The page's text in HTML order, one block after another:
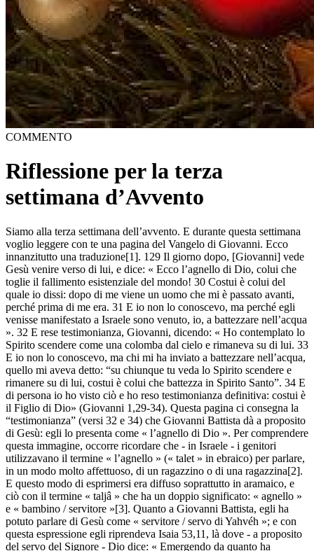
COMMENTO
Riflessione per la terza
settimana d’Avvento
Siamo alla terza settimana dell’avvento. E durante questa settimana
voglio leggere con te una pagina del Vangelo di Giovanni. Ecco
innanzitutto una traduzione[1]. 129 Il giorno dopo, [Giovanni] vede
Gesù venire verso di lui, e dice: « Ecco l’agnello di Dio, colui che
toglie il fallimento esistenziale del mondo! 30 Costui è colui del
quale io dissi: dopo di me viene un uomo che mi è passato avanti,
perché prima di me era. 31 E io non lo conoscevo, ma perché egli
venisse manifestato a Israele sono venuto, io, a battezzare nell’acqua
». 32 E rese testimonianza, Giovanni, dicendo: « Ho contemplato lo
Spirito scendere come una colomba dal cielo e rimaneva su di lui. 33
E io non lo conoscevo, ma chi mi ha inviato a battezzare nell’acqua,
quello mi aveva detto: “su chiunque tu veda lo Spirito scendere e
rimanere su di lui, costui è colui che battezza in Spirito Santo”. 34 E
di persona io ho visto ciò e ho reso testimonianza definitiva: costui è
il Figlio di Dio» (Giovanni 1,29-34). Questa pagina ci consegna la
“testimonianza” (versi 32 e 34) che Giovanni Battista dà a proposito
di Gesù: egli lo presenta come « l’agnello di Dio ». Per comprendere
questa immagine, occorre ricordare che - in Israele - i genitori
utilizzavano il termine « l’agnello » (« talet » in ebraico) per parlare,
in un modo molto affettuoso, di un ragazzino o di una ragazzina[2].
E questo modo di esprimersi era diffuso soprattutto in aramaico, e
ciò con il termine « taljâ » che ha un doppio significato: « agnello »
e « bambino / servitore »[3]. Quanto a Giovanni Battista, egli ha
potuto parlare di Gesù come « servitore / servo di Yahvéh »; e con
questa espressione egli riprendeva Isaia 53,11, là dove - a proposito
del servo del Signore - Dio dice: « Emergendo da quanto ha